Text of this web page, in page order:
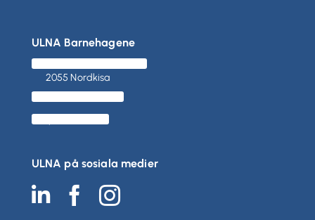
ULNA Barnehagene
Hauerseterkvartalet 21
2055 Nordkisa
(+47) 480 03 300
post@ulna.no
ULNA på sosiala medier